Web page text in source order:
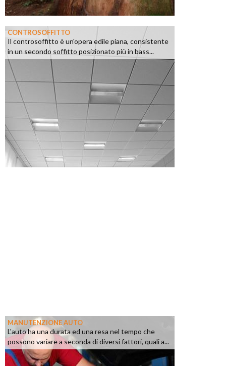
CONTROSOFFITTO
Il controsoffitto è un'opera edile piana, consistente
in un secondo soffitto posizionato più in bass...
MANUTENZIONE AUTO
L'auto ha una durata ed una resa nel tempo che
possono variare a seconda di diversi fattori, quali a...